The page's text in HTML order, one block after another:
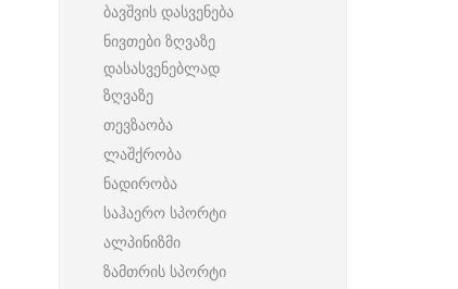
ბავშვის დასვენება
ნივთები ზღვაზე
დასასვენებლად
ზღვაზე
თევზაობა
ლაშქრობა
ნადირობა
საჰაერო სპორტი
ალპინიზმი
ზამთრის სპორტი